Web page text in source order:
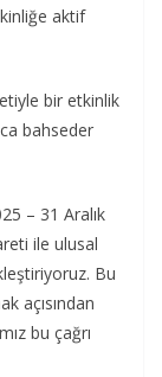
aktif
bir etkinlik
bahseder
– 31 Aralık
ile ulusal
Bu
açısından
bu çağrı